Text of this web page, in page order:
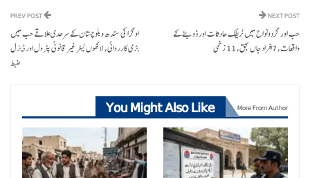
اوگرا کی سندھ و بلوچستان کے سرحدی علاقے حب میں
بڑی کارروائی، لاکھوں لیٹر غیر قانونی پٹرول اور ڈیزل
ضبط
NEXT POST
حب اور گردونواح میں ٹریفک حادثات اور ڈوبنے کے
واقعات، 7افراد جاں بحق، 11 زخمی
You Might Also Like More From Author